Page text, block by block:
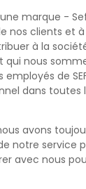
marque -
nos clients et
à la
nous
de
dans toutes
avons
notre service
avec nous